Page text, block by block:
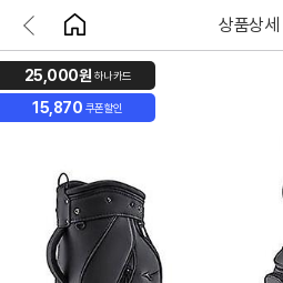
상품상세
25,000원 하나카드
15,870 쿠폰할인